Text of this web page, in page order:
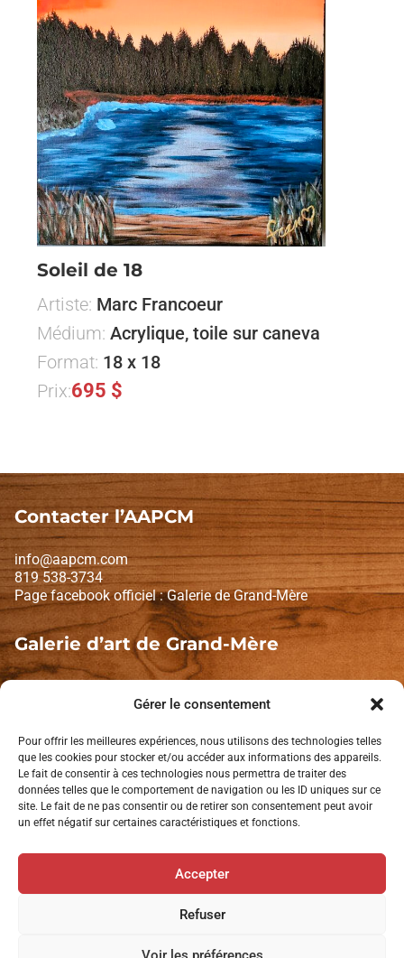
Gérer le consentement
Pour offrir les meilleures expériences, nous utilisons des technologies telles
que les cookies pour stocker et/ou accéder aux informations des appareils.
Le fait de consentir à ces technologies nous permettra de traiter des
données telles que le comportement de navigation ou les ID uniques sur ce
site. Le fait de ne pas consentir ou de retirer son consentement peut avoir
un effet négatif sur certaines caractéristiques et fonctions.
Accepter
Refuser
Soleil de 18
Artiste: Marc Francoeur
Médium: Acrylique, toile sur caneva
Format: 18 x 18
Prix:695 $
Contacter l’AAPCM
info@aapcm.com
819 538-3734
Page facebook officiel : Galerie de Grand-Mère
Galerie d’art de Grand-Mère
Shawinigan (Québec) G9T 2K2
Lundi et mardi : fermé
Mercredi à dimanche : 10 h à 16 h
Politique de confidentialité
Tourisme Mauricie